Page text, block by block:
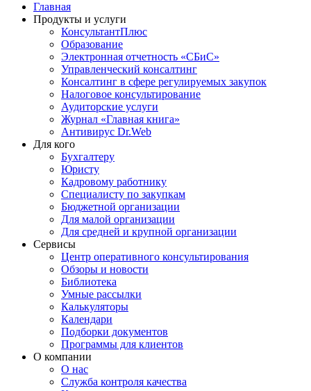
Главная
Продукты и услуги
КонсультантПлюс
Образование
Электронная отчетность «СБиС»
Управленческий консалтинг
Консалтинг в сфере регулируемых закупок
Налоговое консультирование
Аудиторские услуги
Журнал «Главная книга»
Антивирус Dr.Web
Для кого
Бухгалтеру
Юристу
Кадровому работнику
Специалисту по закупкам
Бюджетной организации
Для малой организации
Для средней и крупной организации
Сервисы
Центр оперативного консультирования
Обзоры и новости
Библиотека
Умные рассылки
Калькуляторы
Календари
Подборки документов
Программы для клиентов
О компании
О нас
Служба контроля качества